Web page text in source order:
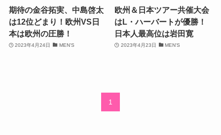
期待の金谷拓実、中島啓太
は12位どまり！欧州VS日
本は欧州の圧勝！
2023年4月24日 MEN'S
欧州＆日本ツアー共催大会
はL・ハーバートが優勝！
日本人最高位は岩田寛
2023年4月23日 MEN'S
1